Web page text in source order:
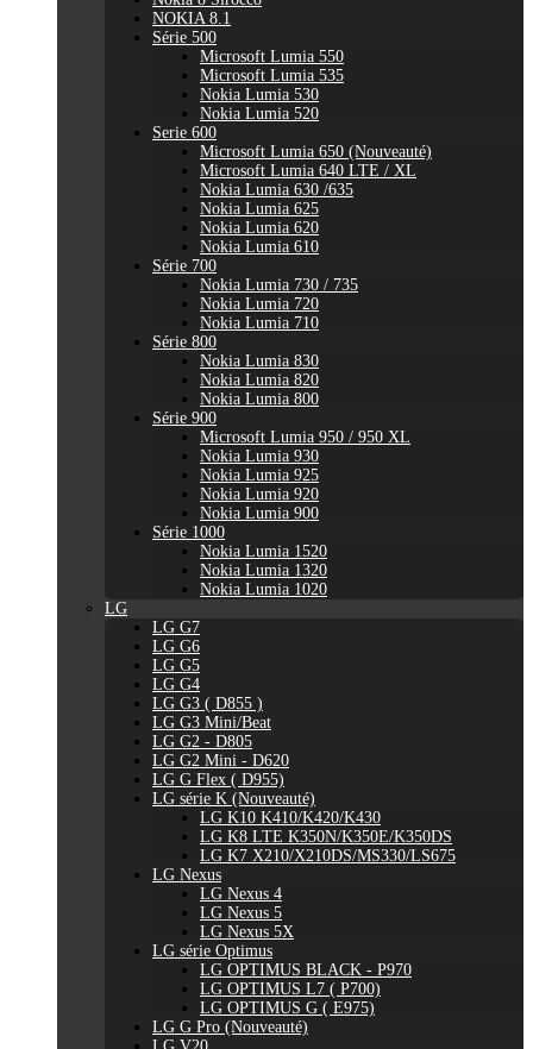
NOKIA 8.1
Série 500
Microsoft Lumia 550
Microsoft Lumia 535
Nokia Lumia 530
Nokia Lumia 520
Serie 600
Microsoft Lumia 650 (Nouveauté)
Microsoft Lumia 640 LTE / XL
Nokia Lumia 630 /635
Nokia Lumia 625
Nokia Lumia 620
Nokia Lumia 610
Série 700
Nokia Lumia 730 / 735
Nokia Lumia 720
Nokia Lumia 710
Série 800
Nokia Lumia 830
Nokia Lumia 820
Nokia Lumia 800
Série 900
Microsoft Lumia 950 / 950 XL
Nokia Lumia 930
Nokia Lumia 925
Nokia Lumia 920
Nokia Lumia 900
Série 1000
Nokia Lumia 1520
Nokia Lumia 1320
Nokia Lumia 1020
LG
LG G7
LG G6
LG G5
LG G4
LG G3 ( D855 )
LG G3 Mini/Beat
LG G2 - D805
LG G2 Mini - D620
LG G Flex ( D955)
LG série K (Nouveauté)
LG K10 K410/K420/K430
LG K8 LTE K350N/K350E/K350DS
LG K7 X210/X210DS/MS330/LS675
LG Nexus
LG Nexus 4
LG Nexus 5
LG Nexus 5X
LG série Optimus
LG OPTIMUS BLACK - P970
LG OPTIMUS L7 ( P700)
LG OPTIMUS G ( E975)
LG G Pro (Nouveauté)